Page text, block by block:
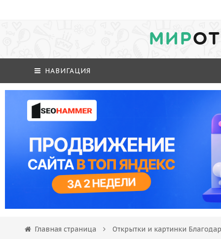
МИР
НАВИГАЦИЯ
Главная страница Открытки и картинки